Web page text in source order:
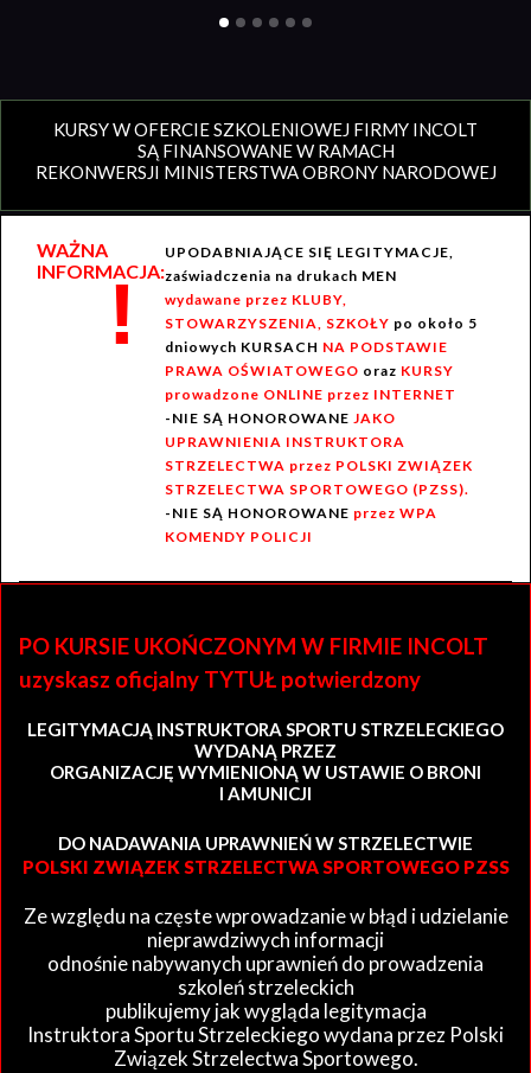
KURSY W OFERCIE SZKOLENIOWEJ FIRMY INCOLT
SĄ FINANSOWANE W RAMACH
REKONWERSJI MINISTERSTWA OBRONY NARODOWEJ
WAŻNA
INFORMACJA:
!
UPODABNIAJĄCE SIĘ LEGITYMACJE,
zaświadczenia na drukach MEN
wydawane przez KLUBY,
STOWARZYSZENIA, SZKOŁY po około 5
dniowych KURSACH NA PODSTAWIE
PRAWA OŚWIATOWEGO oraz KURSY
prowadzone ONLINE przez INTERNET
-NIE SĄ HONOROWANE JAKO
UPRAWNIENIA INSTRUKTORA
STRZELECTWA przez POLSKI ZWIĄZEK
STRZELECTWA SPORTOWEGO (PZSS).
-NIE SĄ HONOROWANE przez WPA
KOMENDY POLICJI
PO KURSIE UKOŃCZONYM W FIRMIE INCOLT
uzyskasz oficjalny TYTUŁ potwierdzony
LEGITYMACJĄ INSTRUKTORA SPORTU STRZELECKIEGO
WYDANĄ PRZEZ
ORGANIZACJĘ WYMIENIONĄ W USTAWIE O BRONI
I AMUNICJI
DO NADAWANIA UPRAWNIEŃ W STRZELECTWIE
POLSKI ZWIĄZEK STRZELECTWA SPORTOWEGO PZSS
Ze względu na częste wprowadzanie w błąd i udzielanie
nieprawdziwych informacji
odnośnie nabywanych uprawnień do prowadzenia
szkoleń strzeleckich
publikujemy jak wygląda legitymacja
Instruktora Sportu Strzeleckiego wydana przez Polski
Związek Strzelectwa Sportowego.